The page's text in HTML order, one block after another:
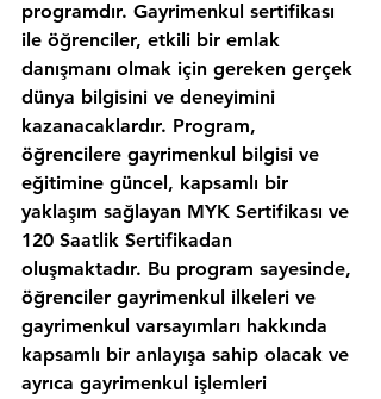
programdır. Gayrimenkul sertifikası
ile öğrenciler, etkili bir emlak
danışmanı olmak için gereken gerçek
dünya bilgisini ve deneyimini
kazanacaklardır. Program,
öğrencilere gayrimenkul bilgisi ve
eğitimine güncel, kapsamlı bir
yaklaşım sağlayan MYK Sertifikası ve
120 Saatlik Sertifikadan
oluşmaktadır. Bu program sayesinde,
öğrenciler gayrimenkul ilkeleri ve
gayrimenkul varsayımları hakkında
kapsamlı bir anlayışa sahip olacak ve
ayrıca gayrimenkul işlemleri